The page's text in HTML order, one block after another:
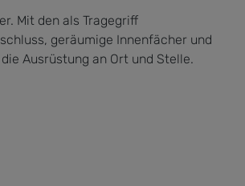
Mit den als Tragegriff
geräumige Innenfächer und
Ausrüstung an Ort und Stelle.